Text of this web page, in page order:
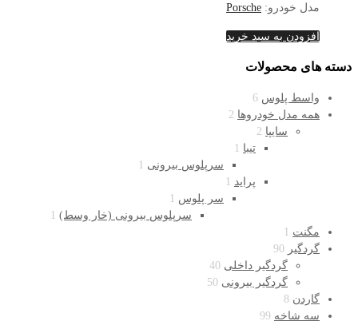
مدل خودرو: Porsche
افزودن به سبد خرید
دسته های محصولات
واسط پلوس 6
همه مدل خودروها 2
سایپا 2
تیبا 1
سرپلوس بیرونی 1
پراید 1
سر پلوس 1
سرپلوس بیرونی (خار وسط) 1
مگنت 1
گردگیر 90
گردگیر داخلی 40
گردگیر بیرونی 50
گاردن 8
سه شاخه 99